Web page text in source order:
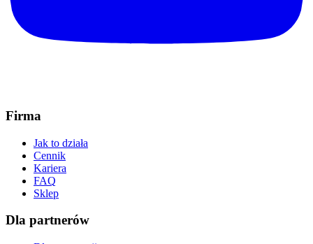
Firma
Jak to działa
Cennik
Kariera
FAQ
Sklep
Dla partnerów